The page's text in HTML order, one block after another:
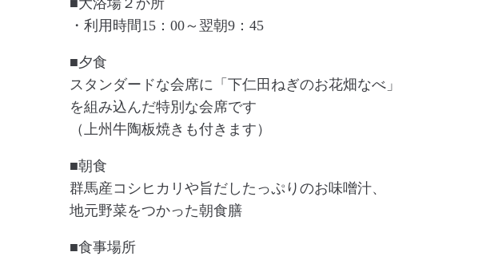
■大浴場２か所
・利用時間15：00～翌朝9：45
■夕食
スタンダードな会席に「下仁田ねぎのお花畑なべ」
を組み込んだ特別な会席です
（上州牛陶板焼きも付きます）
■朝食
群馬産コシヒカリや旨だしたっぷりのお味噌汁、
地元野菜をつかった朝食膳
■食事場所